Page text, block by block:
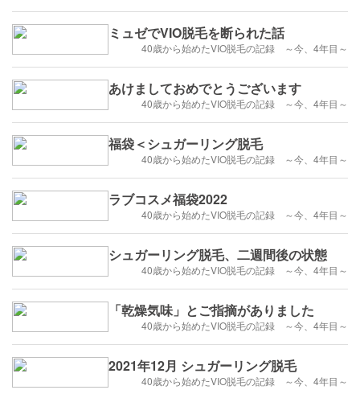
ミュゼでVIO脱毛を断られた話
40歳から始めたVIO脱毛の記録 ～今、4年目～
あけましておめでとうございます
40歳から始めたVIO脱毛の記録 ～今、4年目～
福袋＜シュガーリング脱毛
40歳から始めたVIO脱毛の記録 ～今、4年目～
ラブコスメ福袋2022
40歳から始めたVIO脱毛の記録 ～今、4年目～
シュガーリング脱毛、二週間後の状態
40歳から始めたVIO脱毛の記録 ～今、4年目～
「乾燥気味」とご指摘がありました
40歳から始めたVIO脱毛の記録 ～今、4年目～
2021年12月 シュガーリング脱毛
40歳から始めたVIO脱毛の記録 ～今、4年目～